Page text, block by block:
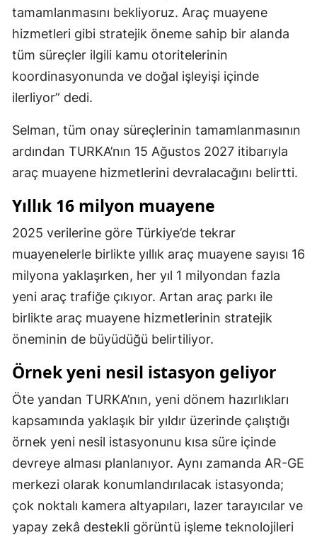
tamamlanmasını bekliyoruz. Araç muayene
hizmetleri gibi stratejik öneme sahip bir alanda
tüm süreçler ilgili kamu otoritelerinin
koordinasyonunda ve doğal işleyişi içinde
ilerliyor” dedi.
Selman, tüm onay süreçlerinin tamamlanmasının
ardından TURKA’nın 15 Ağustos 2027 itibarıyla
araç muayene hizmetlerini devralacağını belirtti.
Yıllık 16 milyon muayene
2025 verilerine göre Türkiye’de tekrar
muayenelerle birlikte yıllık araç muayene sayısı 16
milyona yaklaşırken, her yıl 1 milyondan fazla
yeni araç trafiğe çıkıyor. Artan araç parkı ile
birlikte araç muayene hizmetlerinin stratejik
öneminin de büyüdüğü belirtiliyor.
Örnek yeni nesil istasyon geliyor
Öte yandan TURKA’nın, yeni dönem hazırlıkları
kapsamında yaklaşık bir yıldır üzerinde çalıştığı
örnek yeni nesil istasyonunu kısa süre içinde
devreye alması planlanıyor. Aynı zamanda AR-GE
merkezi olarak konumlandırılacak istasyonda;
çok noktalı kamera altyapıları, lazer tarayıcılar ve
yapay zekâ destekli görüntü işleme teknolojileri